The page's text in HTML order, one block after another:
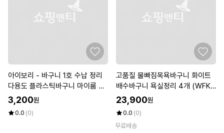
아이보리 - 바구니 1호 수납 정리
다용도 플라스틱바구니 마이룸 바
스켓 (WFK5NOP)
3,200원
0.0 (0)
고품질 물빠짐목욕바구니 화이트
배수바구니 욕실정리 4개 (WFKH
F6H)
23,900원
0.0 (0)
무료배송